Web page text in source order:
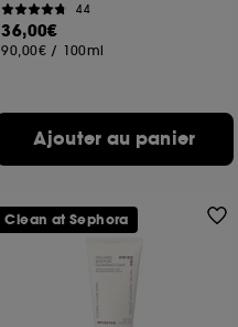
44
36,00€
90,00€ / 100ml
Ajouter au panier
Clean at Sephora